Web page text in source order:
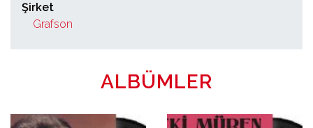
Şirket
Grafson
ALBÜMLER